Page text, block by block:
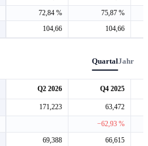
72,84 % 75,87 %
104,66 104,66
QuartalJahr
Q2 2026 Q4 2025
171,223 63,472
−62,93 %
69,388 66,615